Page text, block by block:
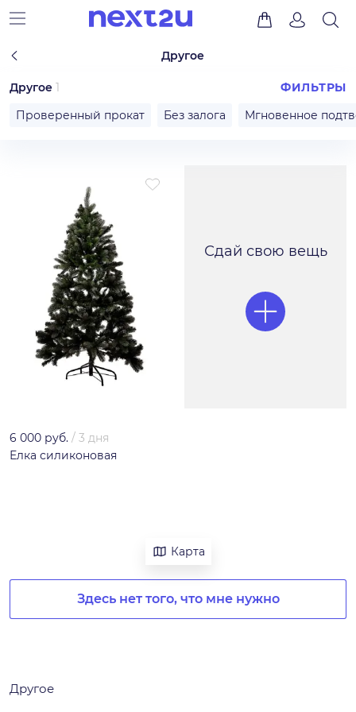
Другое
Другое 1
ФИЛЬТРЫ
Проверенный прокат
Без залога Мгновенное
6 000 руб. / 3 дня
Елка силиконовая
Сдай свою вещь
Карта
Здесь нет того, что мне нужно
Другое